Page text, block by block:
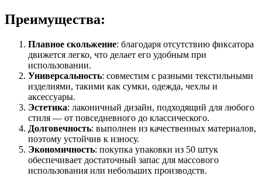
Преимущества:
Плавное скольжение: благодаря отсутствию фиксатора
движется легко, что делает его удобным при
использовании.
Универсальность: совместим с разными текстильными
изделиями, такими как сумки, одежда, чехлы и
аксессуары.
Эстетика: лаконичный дизайн, подходящий для любого
стиля — от повседневного до классического.
Долговечность: выполнен из качественных материалов,
поэтому устойчив к износу.
Экономичность: покупка упаковки из 50 штук
обеспечивает достаточный запас для массового
использования или небольших производств.